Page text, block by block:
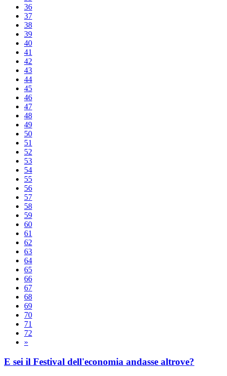
36
37
38
39
40
41
42
43
44
45
46
47
48
49
50
51
52
53
54
55
56
57
58
59
60
61
62
63
64
65
66
67
68
69
70
71
72
»
E sei il Festival dell'economia andasse altrove?